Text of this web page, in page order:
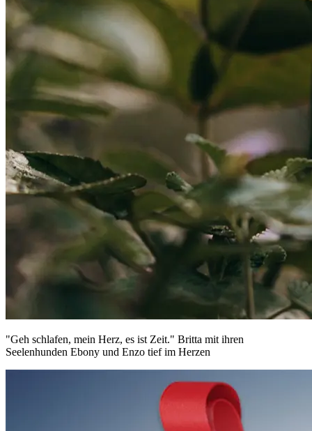
"Geh schlafen, mein Herz, es ist Zeit." Britta mit ihren
Seelenhunden Ebony und Enzo tief im Herzen